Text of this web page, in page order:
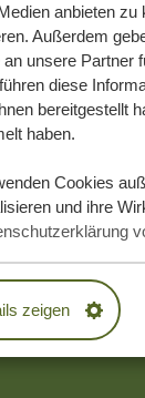
anbieten zu
Außerdem
unsere Partner
diese
bereitgestellt
haben.
Cookies
und ihre
zeigen